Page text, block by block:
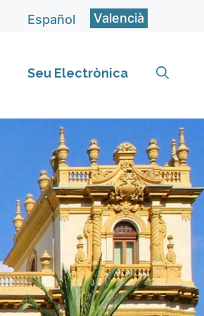
Español Valencià
Seu Electrònica